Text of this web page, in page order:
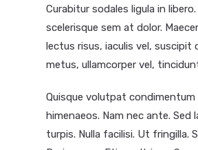
Curabitur sodales ligula in
scelerisque sem at dolor.
lectus risus, iaculis vel, suscipit
metus, ullamcorper vel,
Quisque volutpat
himenaeos. Nam nec ante.
turpis. Nulla facilisi. Ut fringilla.